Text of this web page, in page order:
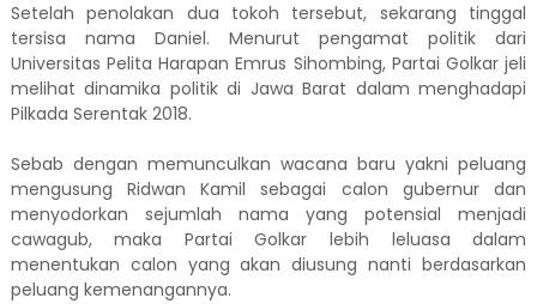
Setelah penolakan dua tokoh tersebut, sekarang tinggal
tersisa nama Daniel. Menurut pengamat politik dari
Universitas Pelita Harapan Emrus Sihombing, Partai Golkar jeli
melihat dinamika politik di Jawa Barat dalam menghadapi
Pilkada Serentak 2018.
Sebab dengan memunculkan wacana baru yakni peluang
mengusung Ridwan Kamil sebagai calon gubernur dan
menyodorkan sejumlah nama yang potensial menjadi
cawagub, maka Partai Golkar lebih leluasa dalam
menentukan calon yang akan diusung nanti berdasarkan
peluang kemenangannya.